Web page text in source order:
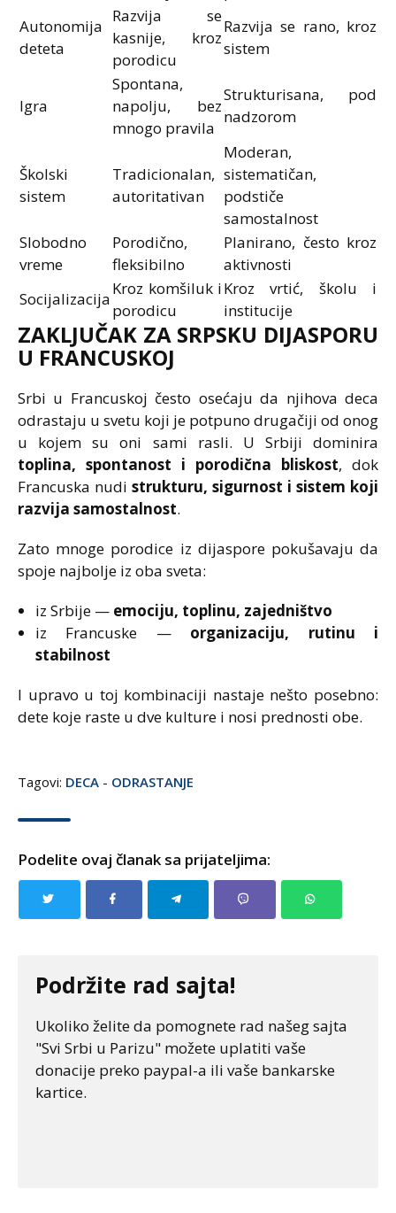
Autonomija
deteta
Razvija se
kasnije, kroz
porodicu
Razvija se rano, kroz
sistem
Igra
Spontana,
napolju, bez
mnogo pravila
Strukturisana, pod
nadzorom
Školski
sistem
Tradicionalan,
autoritativan
Moderan,
sistematičan,
podstiče
samostalnost
Slobodno
vreme
Porodično,
fleksibilno
Planirano, često kroz
aktivnosti
Socijalizacija
Kroz komšiluk i
porodicu
Kroz vrtić, školu i
institucije
ZAKLJUČAK ZA SRPSKU DIJASPORU
U FRANCUSKOJ
Srbi u Francuskoj često osećaju da njihova deca
odrastaju u svetu koji je potpuno drugačiji od onog
u kojem su oni sami rasli. U Srbiji dominira
toplina, spontanost i porodična bliskost, dok
Francuska nudi strukturu, sigurnost i sistem koji
razvija samostalnost.
Zato mnoge porodice iz dijaspore pokušavaju da
spoje najbolje iz oba sveta:
iz Srbije — emociju, toplinu, zajedništvo
iz Francuske — organizaciju, rutinu i
stabilnost
I upravo u toj kombinaciji nastaje nešto posebno:
dete koje raste u dve kulture i nosi prednosti obe.
Tagovi: DECA - ODRASTANJE
Podelite ovaj članak sa prijateljima:
Podržite rad sajta!
Ukoliko želite da pomognete rad našeg sajta
"Svi Srbi u Parizu" možete uplatiti vaše
donacije preko paypal-a ili vaše bankarske
kartice.